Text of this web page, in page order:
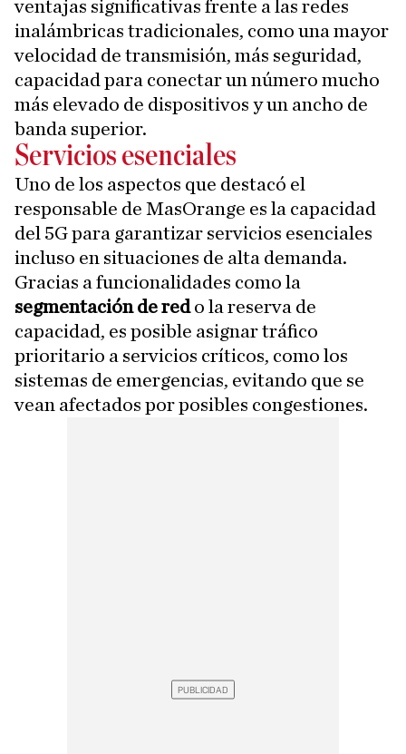
ventajas significativas frente a las redes
inalámbricas tradicionales, como una mayor
velocidad de transmisión, más seguridad,
capacidad para conectar un número mucho
más elevado de dispositivos y un ancho de
banda superior.
Servicios esenciales
Uno de los aspectos que destacó el
responsable de MasOrange es la capacidad
del 5G para garantizar servicios esenciales
incluso en situaciones de alta demanda.
Gracias a funcionalidades como la
segmentación de redo la reserva de
capacidad, es posible asignar tráfico
prioritario a servicios críticos, como los
sistemas de emergencias, evitando que se
vean afectados por posibles congestiones.